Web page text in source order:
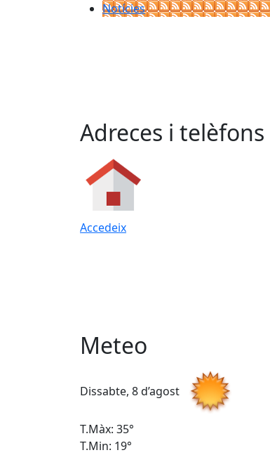
Notícies
Adreces i telèfons
Accedeix
Meteo
Dissabte, 8 d’agost
T.Màx: 35°
T.Min: 19°